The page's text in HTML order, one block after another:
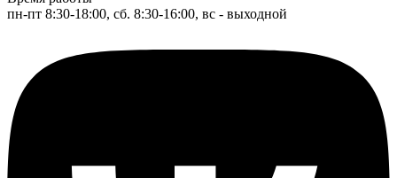
пн-пт 8:30-18:00, сб. 8:30-16:00, вс - выходной